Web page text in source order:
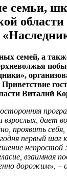
семьи,
семей, а
Приветствие
Виталий
взрослых, дает
проявить
первый шаг
непростой
взаимная
дорожим», –